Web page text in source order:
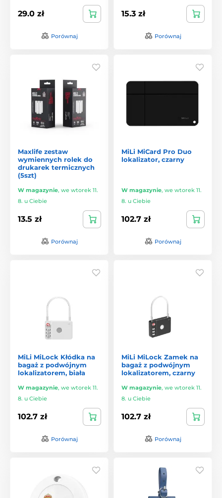
29.0 zł
Porównaj
15.3 zł
Porównaj
Maxlife zestaw
wymiennych rolek do
drukarek termicznych
(5szt)
W magazynie, we wtorek 11.
8. u Ciebie
13.5 zł
Porównaj
MiLi MiCard Pro Duo
lokalizator, czarny
W magazynie, we wtorek 11.
8. u Ciebie
102.7 zł
Porównaj
MiLi MiLock Kłódka na
bagaż z podwójnym
lokalizatorem, biała
W magazynie, we wtorek 11.
8. u Ciebie
102.7 zł
Porównaj
MiLi MiLock Zamek na
bagaż z podwójnym
lokalizatorem, czarny
W magazynie, we wtorek 11.
8. u Ciebie
102.7 zł
Porównaj